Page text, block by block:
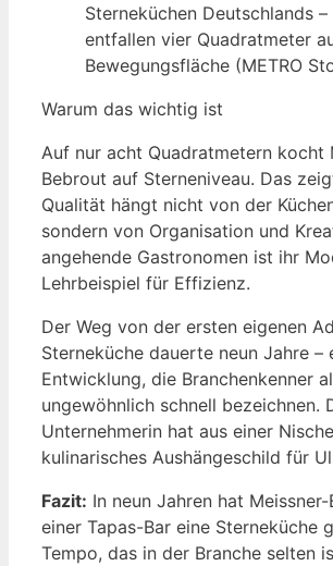
Sterneküchen Deutschlands
entfallen vier Quadratmeter
Bewegungsfläche (METRO
Warum das wichtig ist
Auf nur acht Quadratmetern kocht
Bebrout auf Sterneniveau. Das
Qualität hängt nicht von der
sondern von Organisation und
angehende Gastronomen ist ihr
Lehrbeispiel für Effizienz.
Der Weg von der ersten eigenen
Sterneküche dauerte neun Jahre –
Entwicklung, die Branchenkenner
ungewöhnlich schnell bezeichnen.
Unternehmerin hat aus einer
kulinarisches Aushängeschild für
Fazit: In neun Jahren hat
einer Tapas-Bar eine Sterneküche
Tempo, das in der Branche selten